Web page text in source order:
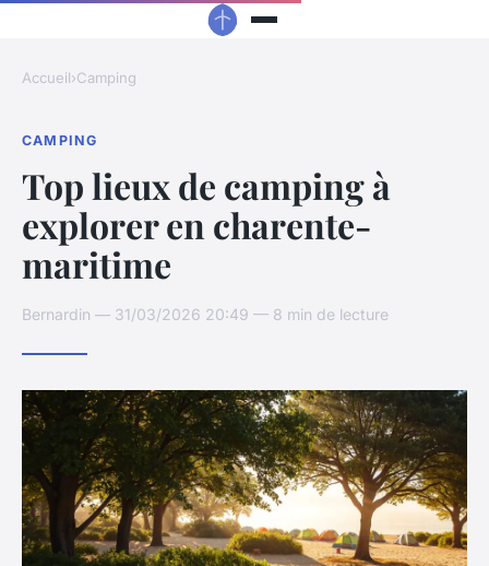
Accueil›Camping
CAMPING
Top lieux de camping à
explorer en charente-
maritime
Bernardin — 31/03/2026 20:49 — 8 min de lecture